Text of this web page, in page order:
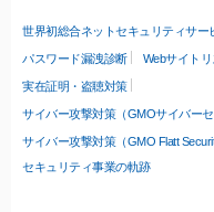
世界初総合ネットセキュリティサー
パスワード漏洩診断 Webサイト
実在証明・盗聴対策
サイバー攻撃対策（GMOサイバーセ
サイバー攻撃対策（GMO Flatt
セキュリティ事業の軌跡